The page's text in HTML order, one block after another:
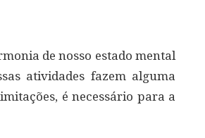
de nosso estado mental
atividades fazem alguma
é necessário para a